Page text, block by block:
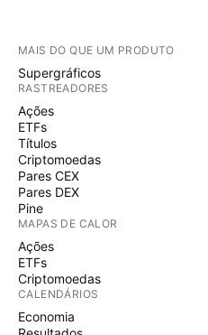
MAIS DO QUE UM PRODUTO
Supergráficos
RASTREADORES
Ações
ETFs
Títulos
Criptomoedas
Pares CEX
Pares DEX
Pine
MAPAS DE CALOR
Ações
ETFs
Criptomoedas
CALENDÁRIOS
Economia